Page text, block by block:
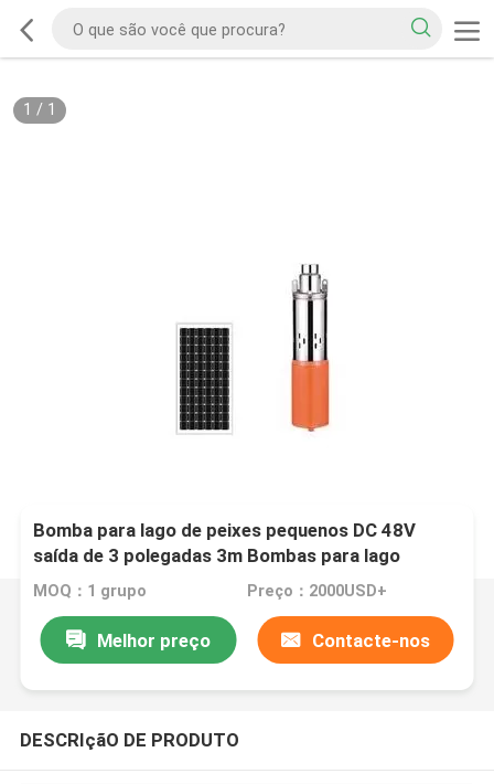
1 / 1
Bomba para lago de peixes pequenos DC 48V
saída de 3 polegadas 3m Bombas para lago
grande 6000L/H
MOQ：1 grupo Preço：2000USD+
Melhor preço Contacte-nos
DESCRIçãO DE PRODUTO